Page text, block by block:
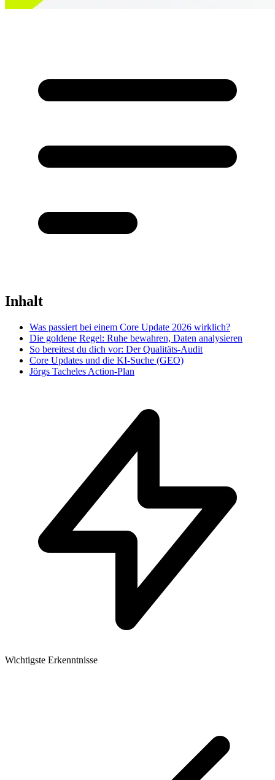
Inhalt
Was passiert bei einem Core Update 2026 wirklich?
Die goldene Regel: Ruhe bewahren, Daten analysieren
So bereitest du dich vor: Der Qualitäts-Audit
Core Updates und die KI-Suche (GEO)
Jörgs Tacheles Action-Plan
Wichtigste Erkenntnisse